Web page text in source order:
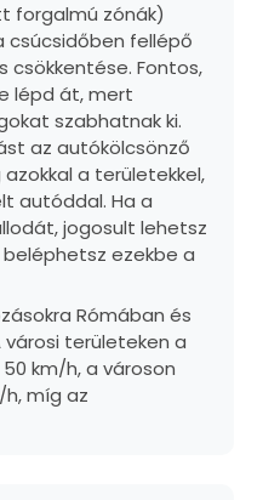
forgalmú zónák)
csúcsidőben fellépő
csökkentése. Fontos,
lépd át, mert
szabhatnak ki.
az autókölcsönző
a területekkel,
autóddal. Ha a
jogosult lehetsz
ezekbe a
Rómában és
városi területeken a
km/h, a városon
h, míg az